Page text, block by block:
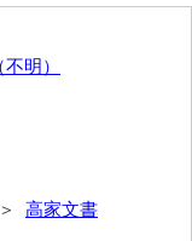
明）
高家文書